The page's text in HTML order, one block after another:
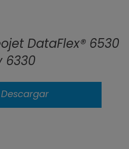
DataFlex® 6530
6330
Descargar